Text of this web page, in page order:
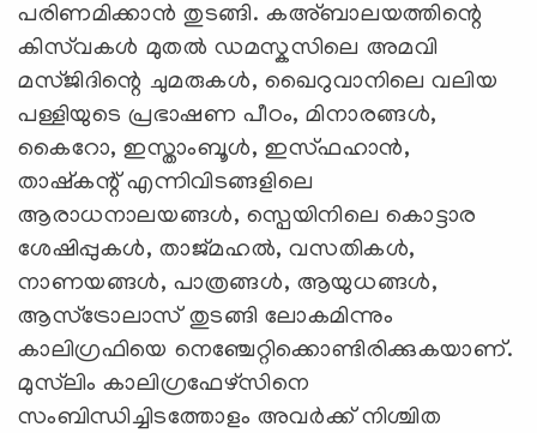
പരിണമിക്കാൻ തുടങ്ങി. കഅ്ബാലയത്തിന്റെ
കിസ്‍വകൾ മുതൽ ഡമസ്കസിലെ അമവി
മസ്ജിദിന്റെ ചുമരുകൾ, ഖൈറുവാനിലെ വലിയ
പള്ളിയുടെ പ്രഭാഷണ പീഠം, മിനാരങ്ങൾ,
കൈറോ, ഇസ്താംബൂൾ, ഇസ്ഫഹാൻ,
താഷ്കന്റ് എന്നിവിടങ്ങളിലെ
ആരാധനാലയങ്ങൾ, സ്പെയിനിലെ കൊട്ടാര
ശേഷിപ്പുകൾ, താജ്മഹൽ, വസതികൾ,
നാണയങ്ങൾ, പാത്രങ്ങൾ, ആയുധങ്ങൾ,
ആസ്ട്രോലാസ് തുടങ്ങി ലോകമിന്നും
കാലിഗ്രഫിയെ നെഞ്ചേറ്റിക്കൊണ്ടിരിക്കുകയാണ്.
മുസ്‍ലിം കാലിഗ്രഫേഴ്സിനെ
സംബിന്ധിച്ചിടത്തോളം അവർക്ക് നിശ്ചിത